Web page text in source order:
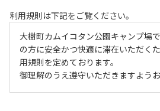
利用規則は下記をご覧ください。
大樹町カムイコタン公園キャンプ場
の方に安全かつ快適に滞在いただく
用規則を定めております。
御理解のうえ遵守いただきますよう